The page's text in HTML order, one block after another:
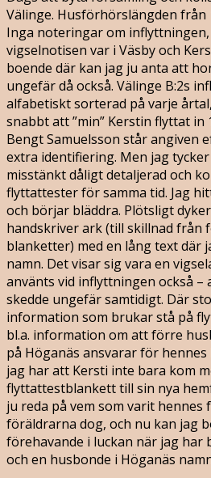
Välinge. Husförhörslängden från
Inga noteringar om
vigselnotisen var i Väsby och
boende där kan jag ju anta att
ungefär då också. Välinge B:2s
alfabetiskt sorterad på varje
snabbt att ”min” Kerstin flyttat in
Bengt Samuelsson står angiven
extra identifiering. Men jag
misstänkt dåligt detaljerad och
flyttattester för samma tid. Jag
och börjar bläddra. Plötsligt
handskriver ark (till skillnad från
blanketter) med en lång text där
namn. Det visar sig vara en
använts vid inflyttningen också –
skedde ungefär samtidigt. Där
information som brukar stå på
bl.a. information om att förre
på Höganäs ansvarar för
jag har att Kersti inte bara kom
flyttattestblankett till sin nya
ju reda på vem som varit hennes
föräldrarna dog, och nu kan jag
förehavande i luckan när jag har
och en husbonde i Höganäs